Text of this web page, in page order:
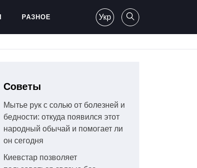
РАЗНОЕ Укр
Советы
Мытье рук с солью от болезней и
бедности: откуда появился этот
народный обычай и помогает ли
он сегодня
Киевстар позволяет